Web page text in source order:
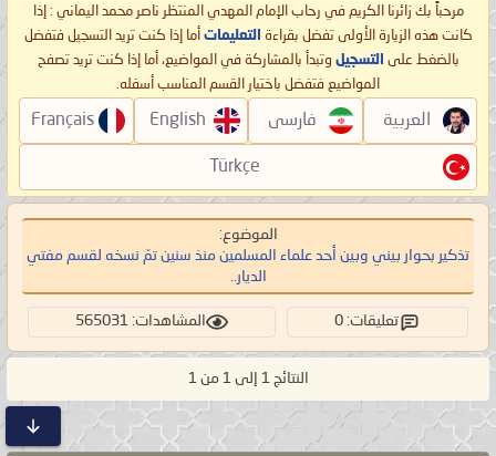
مرحباً بك زائرنا الكريم في رحاب الإمام المهدي المنتظر ناصر محمد اليماني : إذا
كانت هذه الزيارة الأولى تفضل بقراءة التعليمات أما إذا كنت تريد التسجيل فتفضل
بالضغط على التسجيل وتبدأ بالمشاركة في المواضيع، أما إذا كنت تريد تصفح
المواضيع فتفضل باختيار القسم المناسب أسفله.
العربية فارسی English
Français
Türkçe
الموضوع:
تذكير بحوار بيني وبين أحد علماء المسلمين منذ سنين تمّ نسخه لقسم مفتي
الديار..
تعليقات: 0 المشاهدات: 565031
النتائج 1 إلى 1 من 1